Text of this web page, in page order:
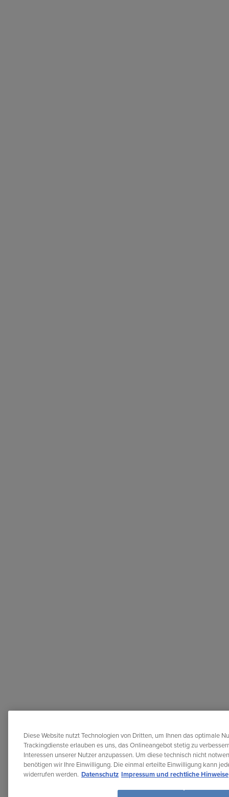
Diese Website nutzt Technologien von Dritten, um Ihnen das optimale
Trackingdienste erlauben es uns, das Onlineangebot stetig zu
Interessen unserer Nutzer anzupassen. Um diese technisch nicht
benötigen wir Ihre Einwilligung. Die einmal erteilte Einwilligung kann
widerrufen werden. Datenschutz Impressum und rechtliche Hinweise